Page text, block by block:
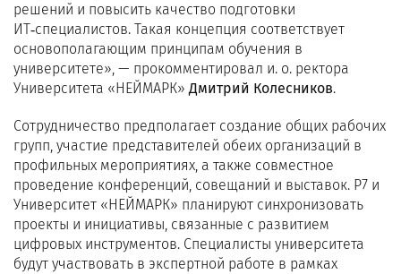
решений и повысить качество подготовки
ИТ‑специалистов. Такая концепция соответствует
основополагающим принципам обучения в
университете», — прокомментировал и. о. ректора
Университета «НЕЙМАРК»Дмитрий Колесников.
Сотрудничество предполагает создание общих рабочих
групп, участие представителей обеих организаций в
профильных мероприятиях, а также совместное
проведение конференций, совещаний и выставок. Р7 и
Университет «НЕЙМАРК» планируют синхронизовать
проекты и инициативы, связанные с развитием
цифровых инструментов. Специалисты университета
будут участвовать в экспертной работе в рамках